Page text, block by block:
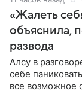
«Жалеть
объяснила,
развода
Алсу в
себе
все возможное